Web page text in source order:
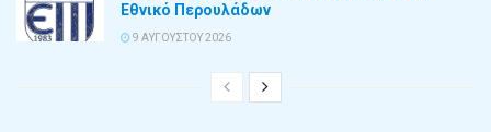
Εθνικό Περουλάδων
9 ΑΥΓΟΎΣΤΟΥ 2026